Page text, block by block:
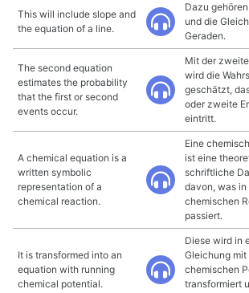
This will include slope and
the equation of a line.
Dazu
und die
Geraden.
The second equation
estimates the probability
that the first or second
events occur.
Mit der
wird die
geschätzt,
oder zweite
eintritt.
A chemical equation is a
written symbolic
representation of a
chemical reaction.
Eine
ist eine
schriftliche
davon, was in
chemischen
passiert.
It is transformed into an
equation with running
chemical potential.
Diese wird in
Gleichung
chemischen
transformiert